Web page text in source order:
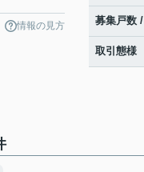
情報の見方 募集戸数
取引態様